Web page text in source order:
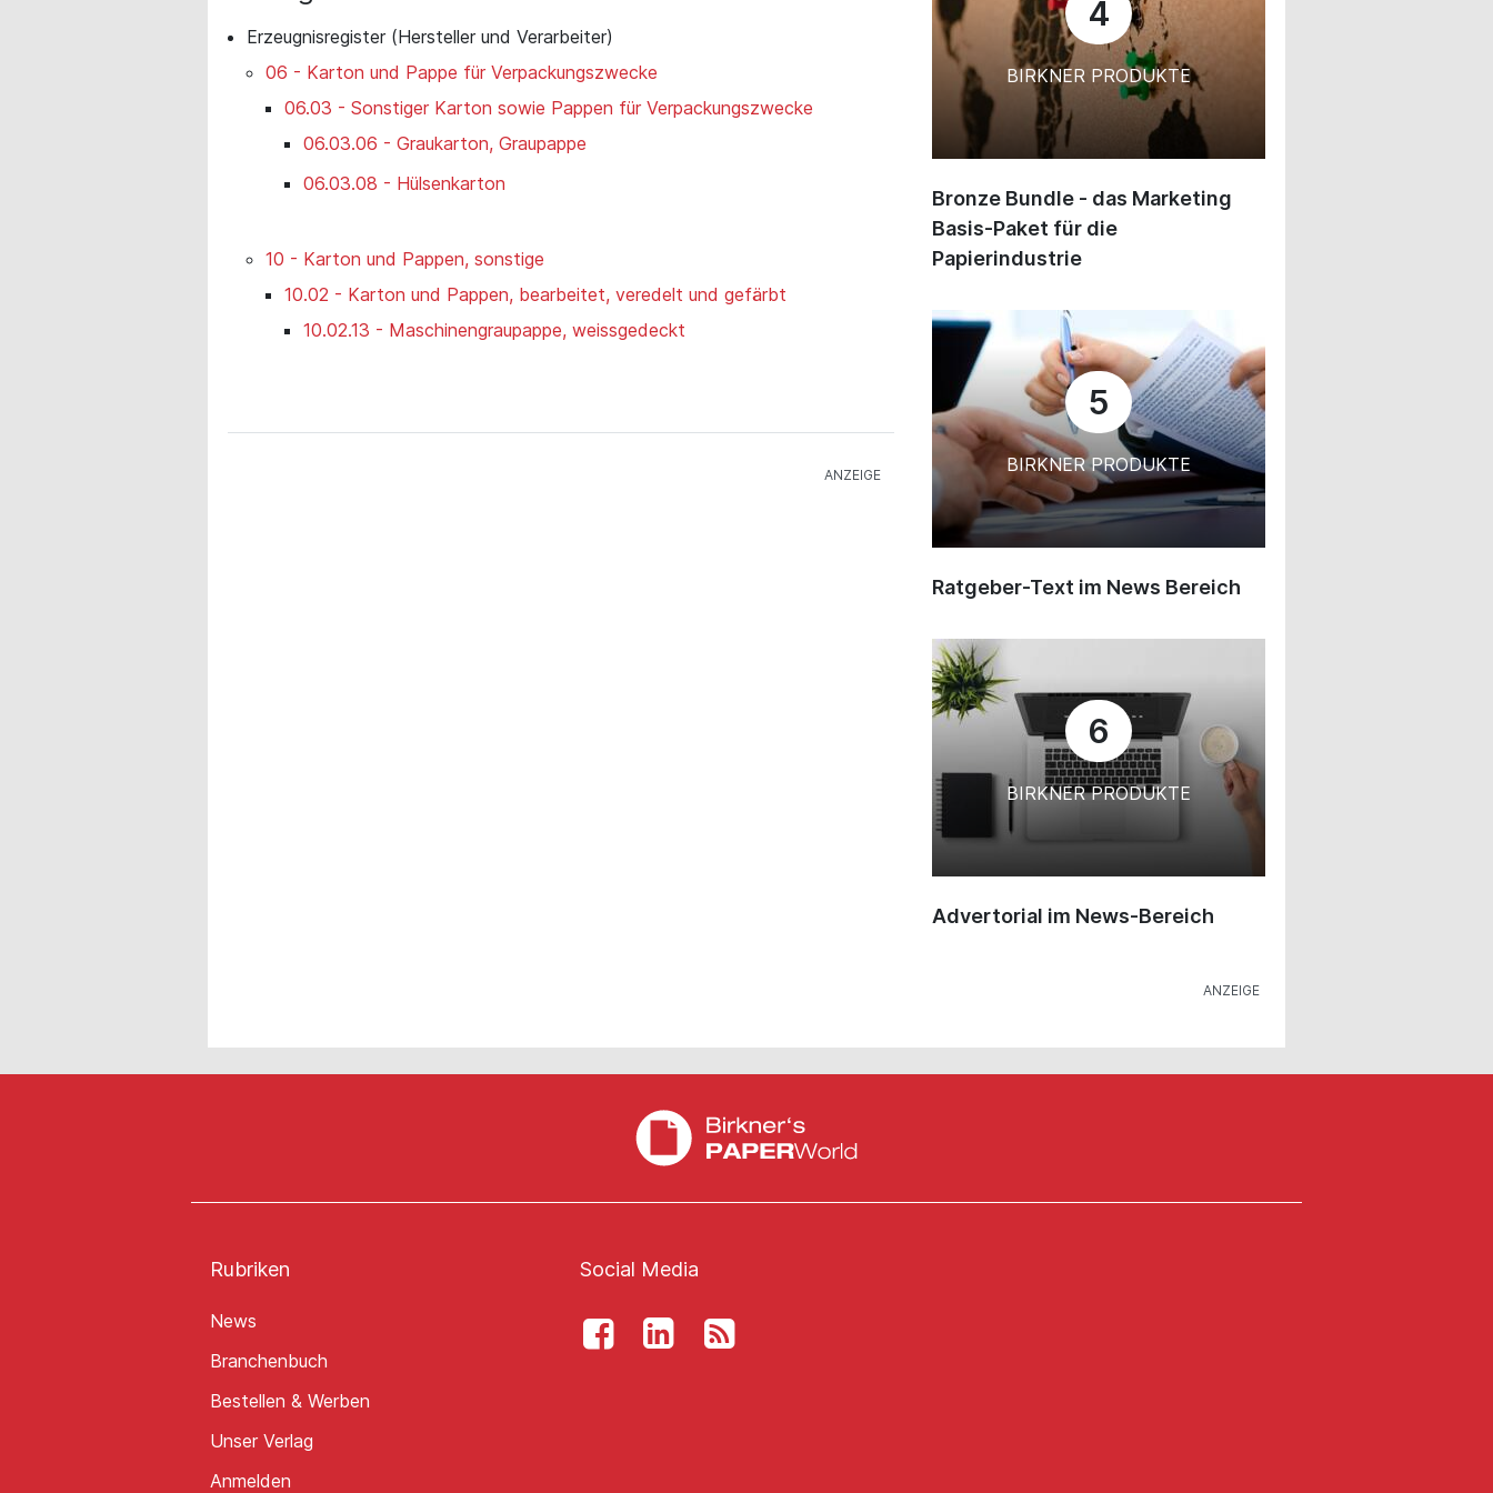
Erzeugnisregister (Hersteller und Verarbeiter)
06 - Karton und Pappe für Verpackungszwecke
06.03 - Sonstiger Karton sowie Pappen für Verpackungszwecke
06.03.06 - Graukarton, Graupappe
06.03.08 - Hülsenkarton
10 - Karton und Pappen, sonstige
10.02 - Karton und Pappen, bearbeitet, veredelt und gefärbt
10.02.13 - Maschinengraupappe, weissgedeckt
4
BIRKNER PRODUKTE
Bronze Bundle - das Marketing
Basis-Paket für die
Papierindustrie
5
BIRKNER PRODUKTE
Ratgeber-Text im News Bereich
6
BIRKNER PRODUKTE
Advertorial im News-Bereich
Rubriken
News
Branchenbuch
Bestellen & Werben
Unser Verlag
Anmelden
Social Media